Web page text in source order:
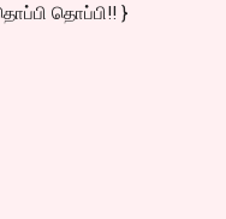
தொப்பி!! }